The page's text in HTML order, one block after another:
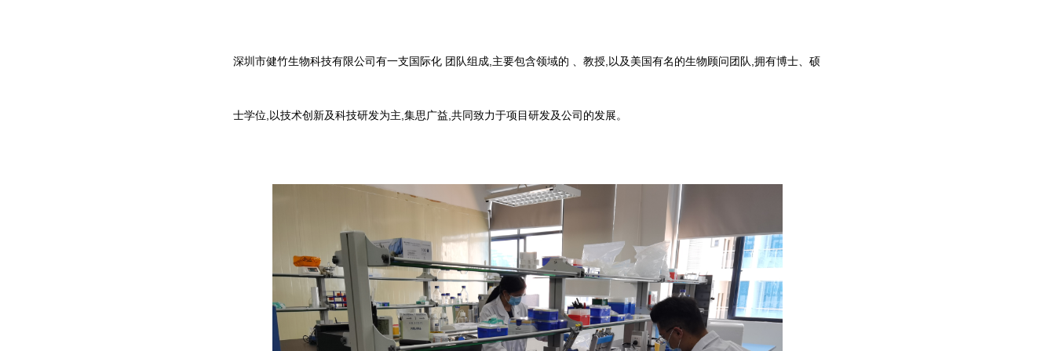
深圳市健竹生物科技有限公司有一支国际化 团队组成,主要包含领域的 、教授,以及美国有名的生物顾问团队,拥有博士、硕
士学位,以技术创新及科技研发为主,集思广益,共同致力于项目研发及公司的发展。